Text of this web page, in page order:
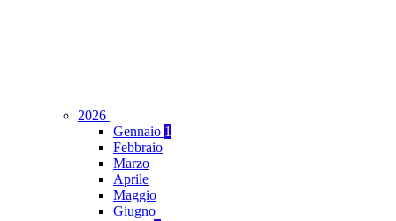
2026
Gennaio 1
Febbraio
Marzo
Aprile
Maggio
Giugno